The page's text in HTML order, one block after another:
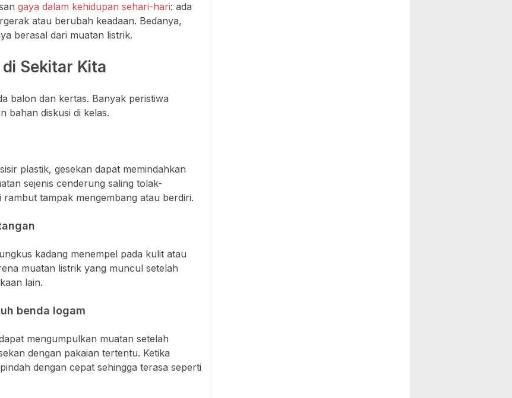
gaya dalam kehidupan sehari-hari: ada
atau berubah keadaan. Bedanya,
berasal dari muatan listrik.
Sekitar Kita
balon dan kertas. Banyak peristiwa
bahan diskusi di kelas.
plastik, gesekan dapat memindahkan
sejenis cenderung saling tolak-
tampak mengembang atau berdiri.
kadang menempel pada kulit atau
muatan listrik yang muncul setelah
lain.
benda logam
mengumpulkan muatan setelah
dengan pakaian tertentu. Ketika
dengan cepat sehingga terasa seperti